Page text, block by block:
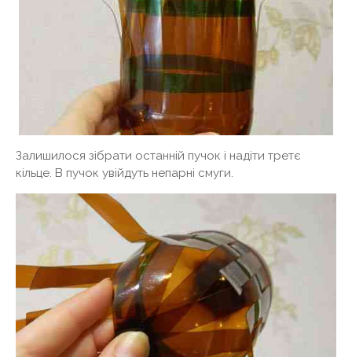
Залишилося зібрати останній пучок і надіти третє
кільце. В пучок увійдуть непарні смуги.